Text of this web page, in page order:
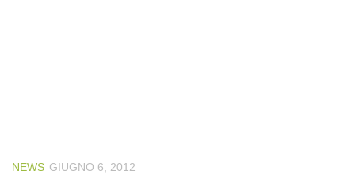
NEWS GIUGNO 6, 2012